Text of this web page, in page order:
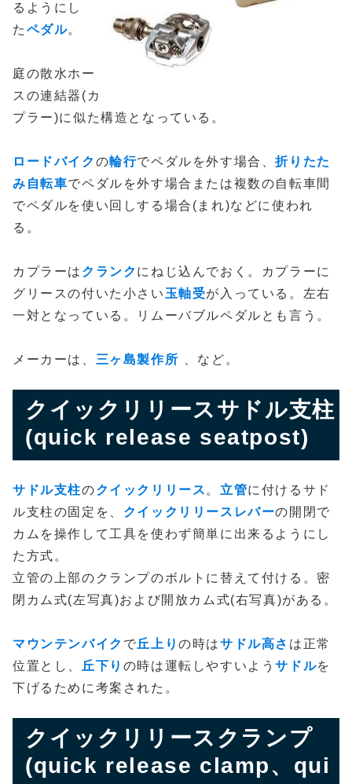
るようにし
た ペダル。
庭の散水ホー
スの連結器(カ
プラー)に似た構造となっている。
ロードバイク の輪行でペダルを外す場合、折りたた
み自転車でペダルを外す場合または複数の自転車間
でペダルを使い回しする場合(まれ)などに使われ
る。
カプラーは クランク にねじ込んでおく。カプラーに
グリースの付いた小さい 玉軸受が入っている。左右
一対となっている。リムーバブルペダルとも言う。
メーカーは、 三ヶ島製作所 、など。
クイックリリースサドル支柱
(quick release seatpost)
サドル支柱のクイックリリース 。 立管に付けるサド
ル支柱の固定を、 クイックリリースレバーの開閉で
カムを操作して工具を使わず簡単に出来るようにし
た方式。
立管の上部のクランプのボルトに替えて付ける。密
閉カム式(左写真)および開放カム式(右写真)がある。
マウンテンバイク で 丘上りの時はサドル高さ は正常
位置とし、
丘下り の時は運転しやすいようサドルを
下げるために考案された。
クイックリリースクランプ
(quick release clamp、qui